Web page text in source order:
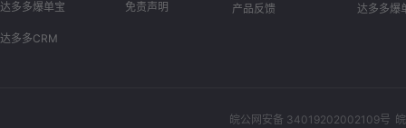
达多多爆单宝
达多多CRM
免责声明 产品反馈 达多多爆
皖公网安备 34019202002109号